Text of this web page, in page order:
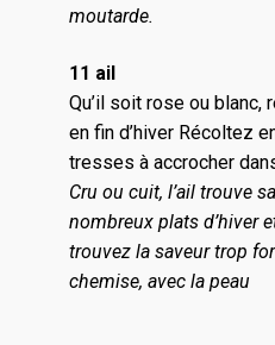
moutarde.
11 ail
Qu’il soit rose ou
en fin d’hiver Récoltez
tresses à accrocher
Cru ou cuit, l’ail trouve
nombreux plats d’hiver
trouvez la saveur trop
chemise, avec la peau